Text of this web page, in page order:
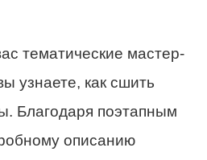
тематические мастер-
узнаете, как сшить
Благодаря поэтапным
описанию